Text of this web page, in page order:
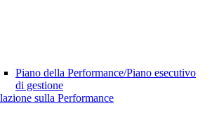
Piano della Performance/Piano esecutivo
di gestione
sulla Performance